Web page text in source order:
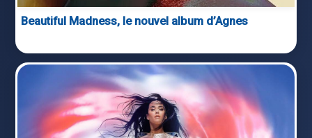
Beautiful Madness, le nouvel album d’Agnes